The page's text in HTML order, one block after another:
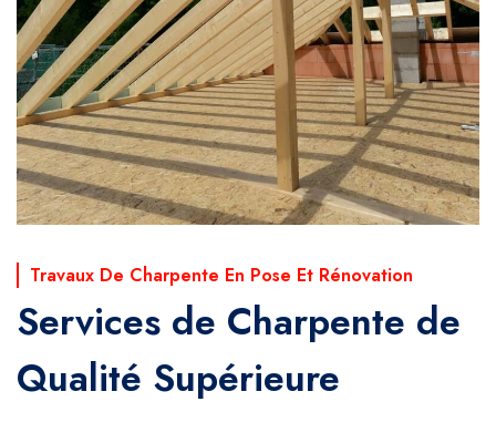
Travaux De Charpente En Pose Et Rénovation
Services de Charpente de
Qualité Supérieure